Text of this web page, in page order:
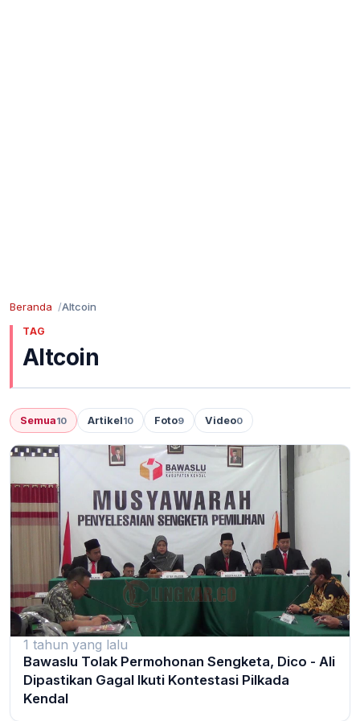
Beranda Altcoin
TAG
Altcoin
Semua10 Artikel10 Foto9 Video0
1 tahun yang lalu
Bawaslu Tolak Permohonan Sengketa, Dico - Ali
Dipastikan Gagal Ikuti Kontestasi Pilkada
Kendal